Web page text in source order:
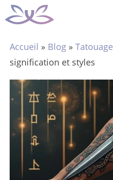
Aller
au
Accueil » Blog » Tatouage
signification et styles